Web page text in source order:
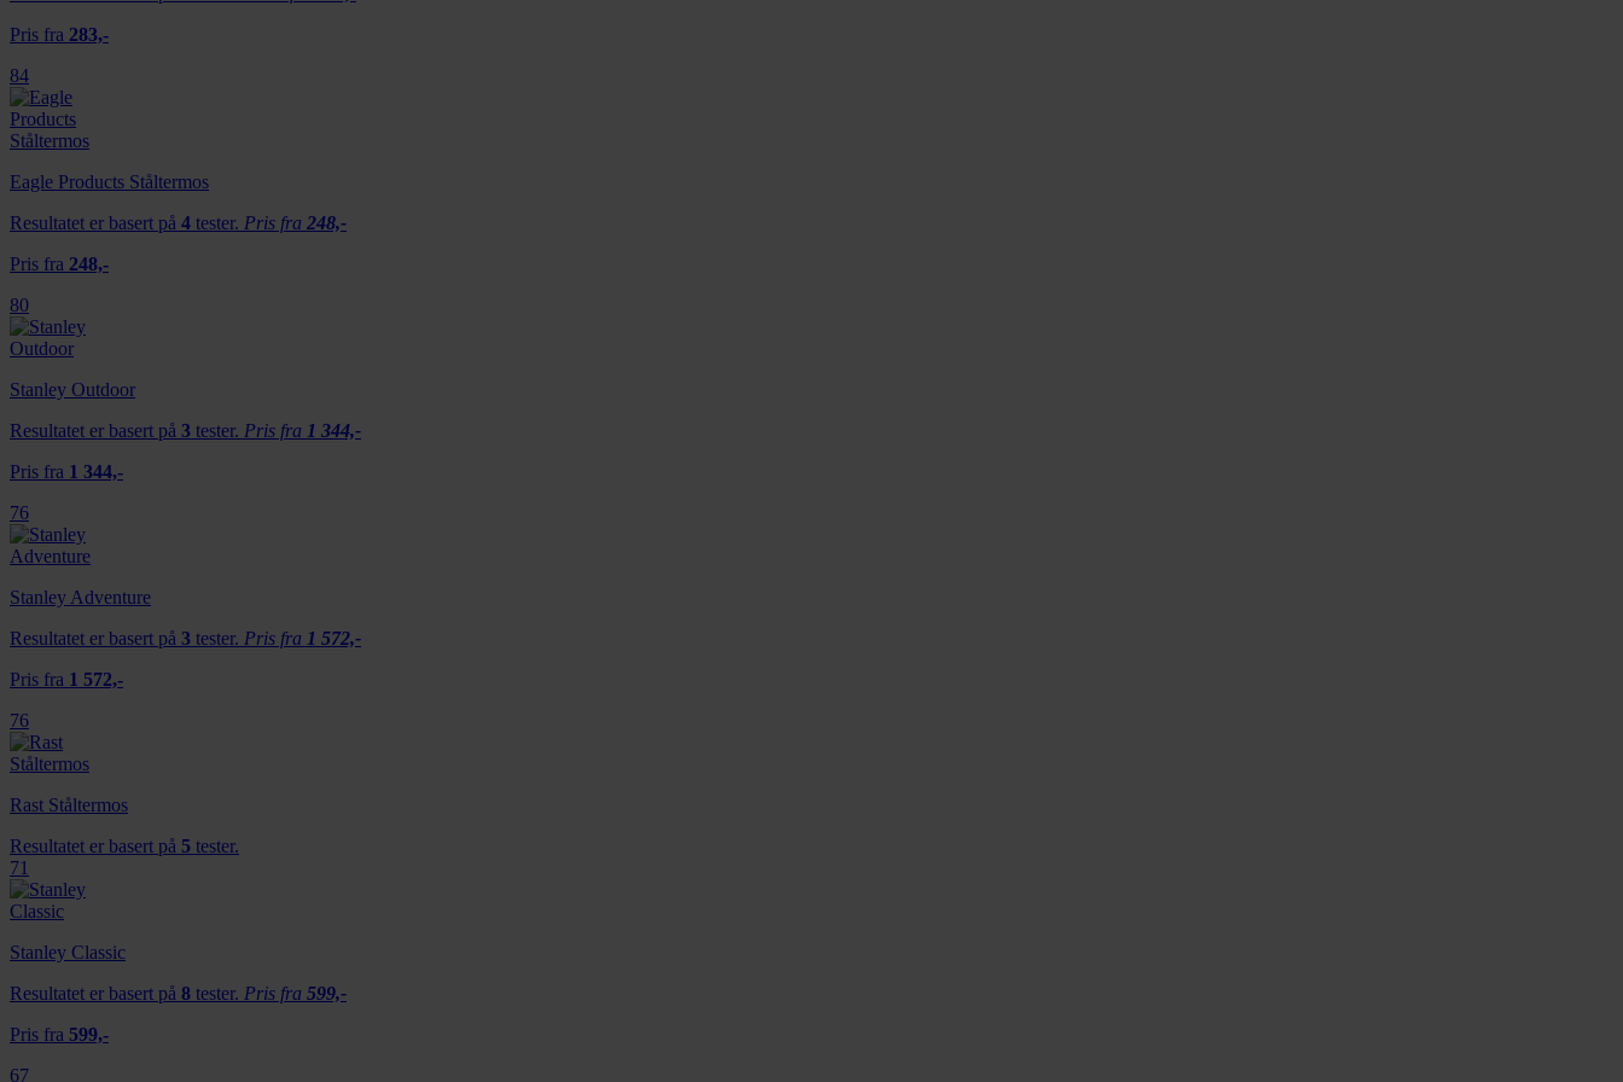
Pris fra 283,-
84
Eagle Products Ståltermos
Resultatet er basert på 4 tester. Pris fra 248,-
Pris fra 248,-
80
Stanley Outdoor
Resultatet er basert på 3 tester. Pris fra 1 344,-
Pris fra 1 344,-
76
Stanley Adventure
Resultatet er basert på 3 tester. Pris fra 1 572,-
Pris fra 1 572,-
76
Rast Ståltermos
Resultatet er basert på 5 tester.
71
Stanley Classic
Resultatet er basert på 8 tester. Pris fra 599,-
Pris fra 599,-
67